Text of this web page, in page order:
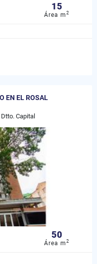
15
Área m2
EN EL ROSAL
Capital
50
Área m2